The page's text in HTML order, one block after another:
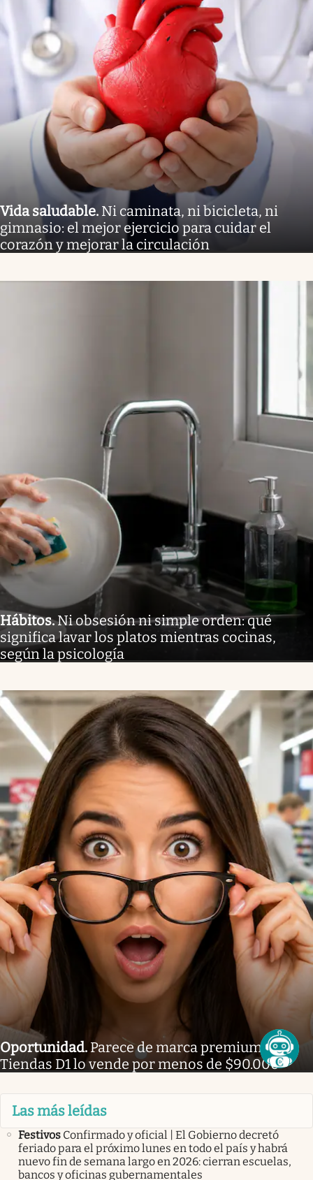
Vida saludable. Ni caminata, ni bicicleta, ni
gimnasio: el mejor ejercicio para cuidar el
corazón y mejorar la circulación
Hábitos.Ni obsesión ni simple orden: qué
significa lavar los platos mientras cocinas,
según la psicología
Oportunidad. Parece de marca premium, pero
Tiendas D1 lo vende por menos de $90.000
Las más leídas
Festivos Confirmado y oficial | El Gobierno decretó
feriado para el próximo lunes en todo el país y habrá
nuevo fin de semana largo en 2026: cierran escuelas,
bancos y oficinas gubernamentales